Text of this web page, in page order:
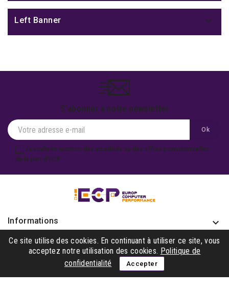
Left Banner 
S'abonner à notre newsletter
Je souhaite recevoir des actualités ou des offres promotionnelles
de la part d'ECP.
Informations keyboard_arrow_down
Produits 
Notre société
Ce site utilise des cookies. En continuant à utiliser ce site, vous
acceptez notre utilisation des cookies. Politique de
confidentialité
Accepter
